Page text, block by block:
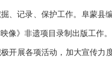
、记录、保护工作。阜蒙县
像》非遗项目录制出版工作。
展各项活动，加大宣传力度